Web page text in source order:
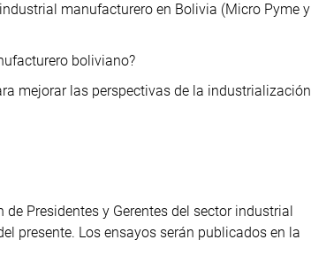
manufacturero en Bolivia (Micro Pyme y
boliviano?
mejorar las perspectivas de la industrialización
Presidentes y Gerentes del sector industrial
presente. Los ensayos serán publicados en la